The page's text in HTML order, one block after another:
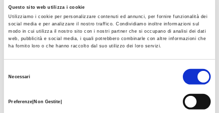
Questo sito web utilizza i cookie
Utilizziamo i cookie per personalizzare contenuti ed annunci, per fornire funzionalità dei
social media e per analizzare il nostro traffico. Condividiamo inoltre informazioni sul
modo in cui utilizza il nostro sito con i nostri partner che si occupano di analisi dei dati
web, pubblicità e social media, i quali potrebbero combinarle con altre informazioni che
ha fornito loro o che hanno raccolto dal suo utilizzo dei loro servizi.
Necessari
Preferenze|Non Gestite|